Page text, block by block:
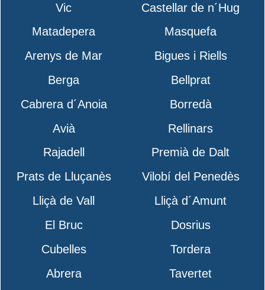
Vic
Castellar de n´Hug
Matadepera
Masquefa
Arenys de Mar
Bigues i Riells
Berga
Bellprat
Cabrera d´Anoia
Borredà
Avià
Rellinars
Rajadell
Premià de Dalt
Prats de Lluçanès
Vilobí del Penedès
Lliçà de Vall
Lliçà d´Amunt
El Bruc
Dosrius
Cubelles
Tordera
Abrera
Tavertet